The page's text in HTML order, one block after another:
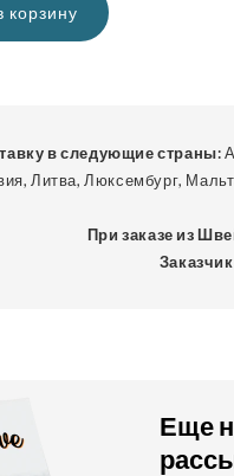
корзину
в следующие страны:
Литва, Люксембург,
При заказе из
Еще